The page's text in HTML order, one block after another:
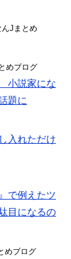
Jまとめ
めブログ
小説家にな
題に
入れただけ
で例えたツ
目になるの
めブログ